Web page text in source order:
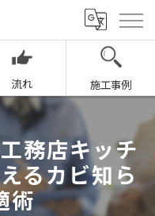
流れ 施工事例
務店キッチ
るカビ知ら
術